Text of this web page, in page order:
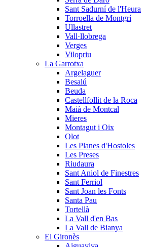
Sant Sadurní de l'Heura
Torroella de Montgrí
Ullastret
Vall·llobrega
Verges
Vilopriu
La Garrotxa
Argelaguer
Besalú
Beuda
Castellfollit de la Roca
Maià de Montcal
Mieres
Montagut i Oix
Olot
Les Planes d'Hostoles
Les Preses
Riudaura
Sant Aniol de Finestres
Sant Ferriol
Sant Joan les Fonts
Santa Pau
Tortellà
La Vall d'en Bas
La Vall de Bianya
El Gironès